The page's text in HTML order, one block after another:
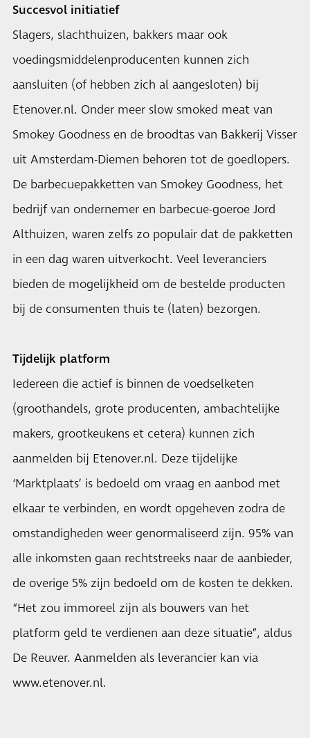
Succesvol initiatief
Slagers, slachthuizen, bakkers maar ook
voedingsmiddelenproducenten kunnen zich
aansluiten (of hebben zich al aangesloten) bij
Etenover.nl. Onder meer slow smoked meat van
Smokey Goodness en de broodtas van Bakkerij Visser
uit Amsterdam-Diemen behoren tot de goedlopers.
De barbecuepakketten van Smokey Goodness, het
bedrijf van ondernemer en barbecue-goeroe Jord
Althuizen, waren zelfs zo populair dat de pakketten
in een dag waren uitverkocht. Veel leveranciers
bieden de mogelijkheid om de bestelde producten
bij de consumenten thuis te (laten) bezorgen.
Tijdelijk platform
Iedereen die actief is binnen de voedselketen
(groothandels, grote producenten, ambachtelijke
makers, grootkeukens et cetera) kunnen zich
aanmelden bij Etenover.nl. Deze tijdelijke
‘Marktplaats’ is bedoeld om vraag en aanbod met
elkaar te verbinden, en wordt opgeheven zodra de
omstandigheden weer genormaliseerd zijn. 95% van
alle inkomsten gaan rechtstreeks naar de aanbieder,
de overige 5% zijn bedoeld om de kosten te dekken.
“Het zou immoreel zijn als bouwers van het
platform geld te verdienen aan deze situatie”, aldus
De Reuver. Aanmelden als leverancier kan via
www.etenover.nl.